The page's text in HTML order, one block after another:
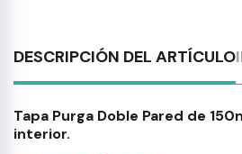
DESCRIPCIÓN DEL ARTÍCULO
Tapa Purga Doble Pared de
interior.